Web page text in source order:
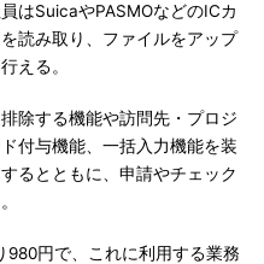
はSuicaやPASMOなどのICカ
読み取り、ファイルをアップ
える。
除する機能や訪問先・プロジ
付与機能、一括入力機能を装
るとともに、申請やチェック
円で、これに利用する業務